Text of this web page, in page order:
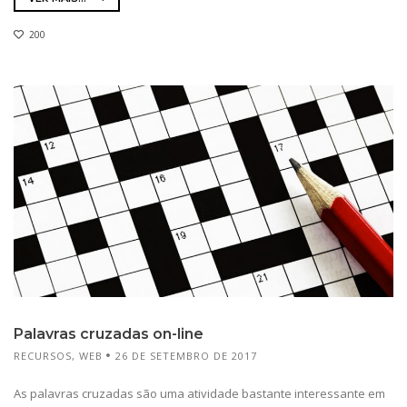
200
Palavras cruzadas on-line
RECURSOS, WEB 26 DE SETEMBRO DE 2017
As palavras cruzadas são uma atividade bastante interessante em